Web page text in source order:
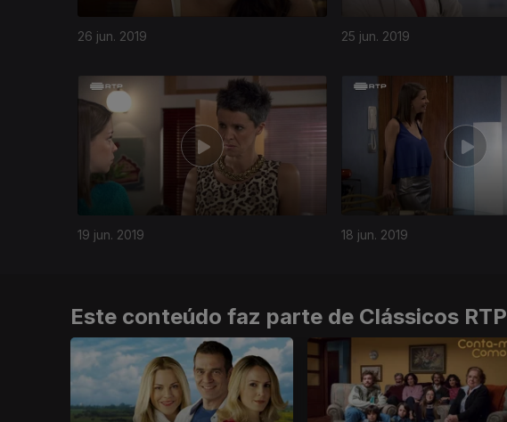
26 jun. 2019 25 jun. 2019
19 jun. 2019 18 jun. 2019
412740
Este conteúdo faz parte de Clássicos RTP